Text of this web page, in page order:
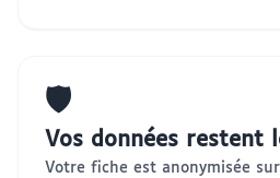
🛡️
Vos données restent
Votre fiche est anonymisée